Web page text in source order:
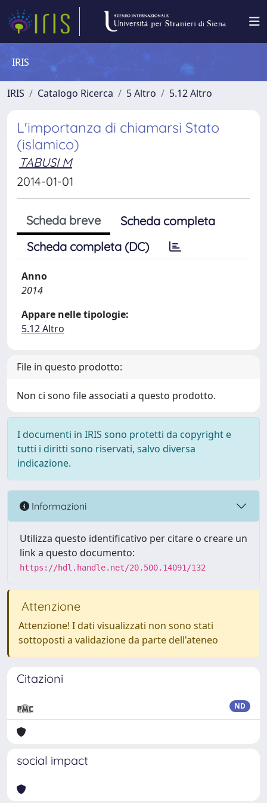
IRIS
IRIS Catalogo Ricerca 5 Altro 5.12 Altro
L'importanza di chiamarsi Stato
(islamico)
TABUSI M
2014-01-01
Scheda breve
Scheda completa
Scheda completa (DC)
Anno
2014
Appare nelle tipologie:
5.12 Altro
File in questo prodotto:
Non ci sono file associati a questo prodotto.
I documenti in IRIS sono protetti da copyright e
tutti i diritti sono riservati, salvo diversa
indicazione.
Informazioni
Utilizza questo identificativo per citare o creare un
link a questo documento:
https://hdl.handle.net/20.500.14091/132
Attenzione
Attenzione! I dati visualizzati non sono stati
sottoposti a validazione da parte dell'ateneo
Citazioni
ND
social impact